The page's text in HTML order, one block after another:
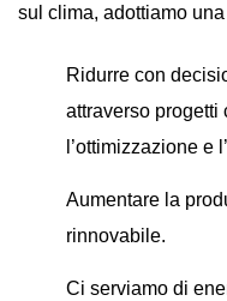
sul clima, adottiamo
Ridurre con
attraverso progetti
l’ottimizzazione e
Aumentare la
rinnovabile.
Ci serviamo di